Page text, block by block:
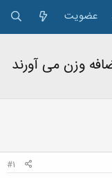
عضویت
وزن می آورند
#1